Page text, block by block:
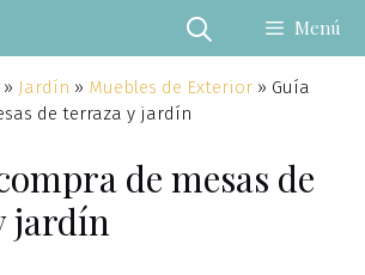
Menú
» Jardín » Muebles de Exterior » Guía
de terraza y jardín
de mesas de
jardín